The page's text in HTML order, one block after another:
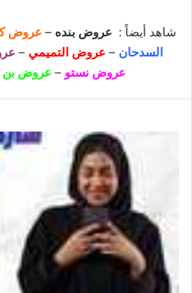
شاهد أيضاً : عروض بنده – عروض
السدحان – عروض التميمي –
عروض نستو – عروض بن